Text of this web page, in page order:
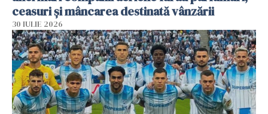
ceasuri și mâncarea destinată vânzării
30 IULIE 2026